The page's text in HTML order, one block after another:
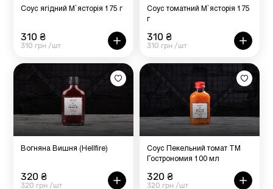
Соус ягідний М`ясторія 175 г
310 ₴
310 грн /шт
Соус томатний М`ясторія 175
г
310 ₴
310 грн /шт
Вогняна Вишня (Hellfire)
320 ₴
320 грн /шт
Соус Пекельний томат ТМ
Гострономия 100 мл
320 ₴
320 грн /шт